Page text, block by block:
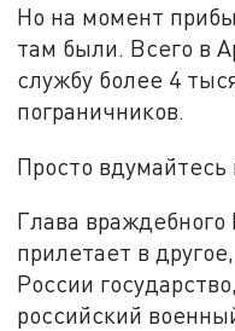
Но на момент
там были. Всего в
службу более 4
пограничников.
Просто вдумайтесь
Глава враждебного
прилетает в
России
российский